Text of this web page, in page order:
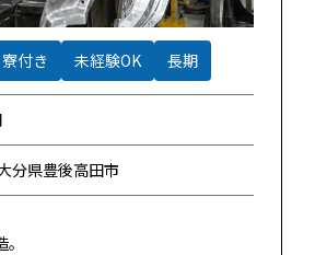
寮付き 未経験OK 長期
分県豊後高田市